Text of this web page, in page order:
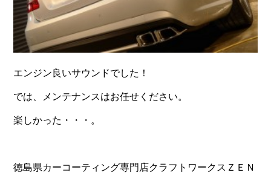
エンジン良いサウンドでした！
では、メンテナンスはお任せください。
楽しかった・・・。
徳島県カーコーティング専門店クラフトワークスＺＥＮ